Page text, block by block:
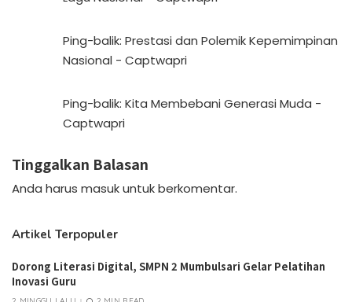
Ping-balik: Prestasi dan Polemik Kepemimpinan
Nasional - Captwapri
Ping-balik: Kita Membebani Generasi Muda -
Captwapri
Tinggalkan Balasan
Anda harus masukuntuk berkomentar.
Artikel Terpopuler
Dorong Literasi Digital, SMPN 2 Mumbulsari Gelar Pelatihan
Inovasi Guru